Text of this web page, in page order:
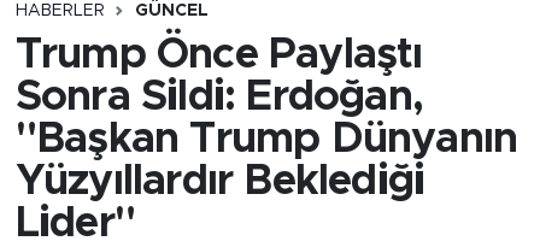
HABERLER GÜNCEL
Trump Önce Paylaştı
Sonra Sildi: Erdoğan,
"Başkan Trump Dünyanın
Yüzyıllardır Beklediği
Lider"
MEDYA
FİNANS
DÜNYA
İstanbul Namaz Vakitleri
Trafik Durumu
Süper Lig Puan Durumu ve Fikstür
Tüm Manşetler